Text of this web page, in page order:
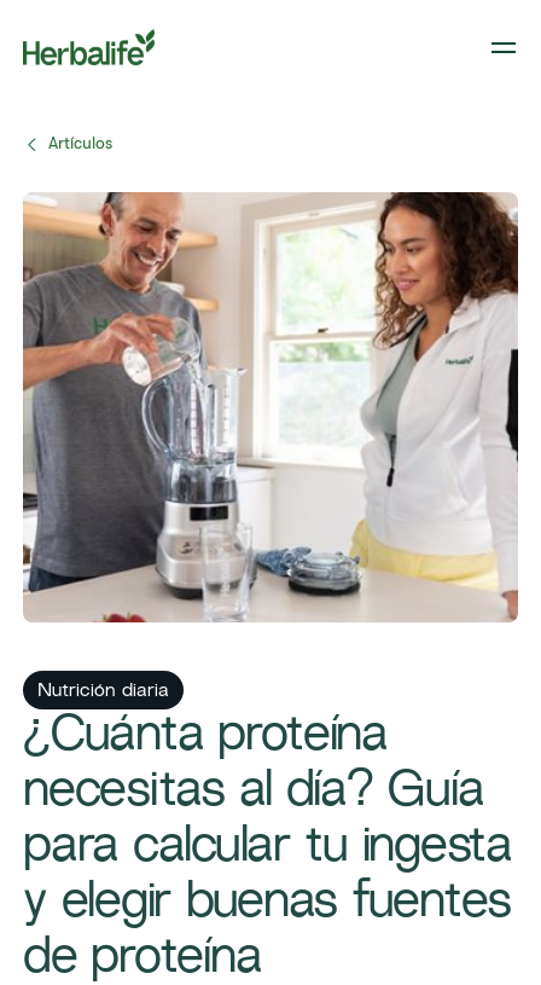
Artículos
Nutrición diaria
¿Cuánta proteína
necesitas al día? Guía
para calcular tu ingesta
y elegir buenas fuentes
de proteína